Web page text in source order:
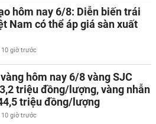
hôm nay 6/8: Diễn biến trái
Nam có thể áp giá sàn xuất
10 giờ trước
hôm nay 6/8 vàng SJC
triệu đồng/lượng, vàng nhẫn
triệu đồng/lượng
10 giờ trước